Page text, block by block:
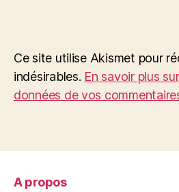
Ce site utilise Akismet pour
indésirables. En savoir plus
données de vos
A propos